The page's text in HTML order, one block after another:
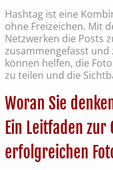
Hashtag ist eine
ohne Freizeichen. Mit
Netzwerken die Posts
zusammengefasst und
können helfen, die
zu teilen und die
Woran Sie
Ein Leitfaden
erfolgreichen